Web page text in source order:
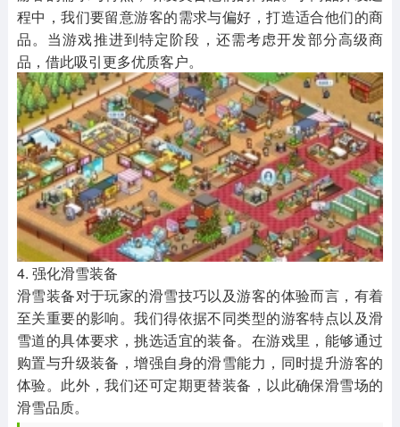
程中，我们要留意游客的需求与偏好，打造适合他们的商
品。当游戏推进到特定阶段，还需考虑开发部分高级商
品，借此吸引更多优质客户。
4. 强化滑雪装备
滑雪装备对于玩家的滑雪技巧以及游客的体验而言，有着
至关重要的影响。我们得依据不同类型的游客特点以及滑
雪道的具体要求，挑选适宜的装备。在游戏里，能够通过
购置与升级装备，增强自身的滑雪能力，同时提升游客的
体验。此外，我们还可定期更替装备，以此确保滑雪场的
滑雪品质。